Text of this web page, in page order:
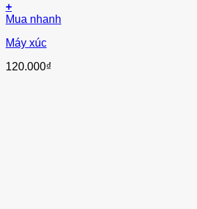
+
Mua nhanh
Máy xúc
120.000₫